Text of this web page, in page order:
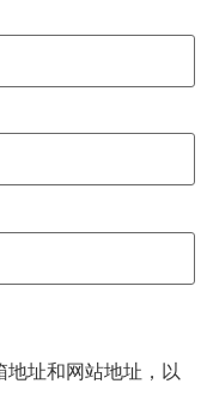
址和网站地址，以